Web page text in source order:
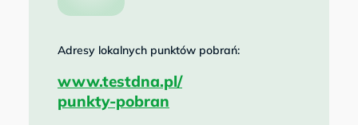
Adresy lokalnych punktów pobrań:
www.testdna.pl/
punkty-pobran